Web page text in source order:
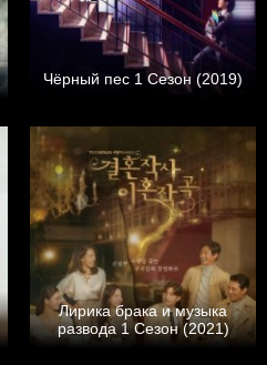
Чёрный пес 1 Сезон (2019)
Лирика брака и музыка
развода 1 Сезон (2021)